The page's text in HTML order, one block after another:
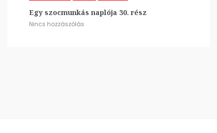
Egy szocmunkás naplója 30. rész
Nincs hozzászólás